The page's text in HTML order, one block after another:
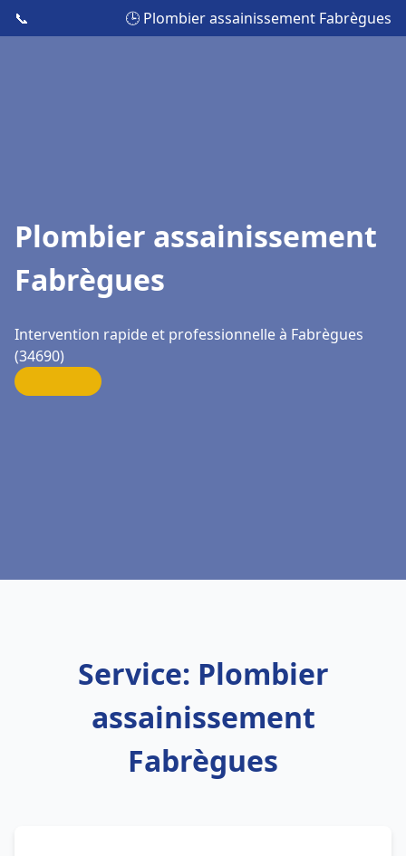
📞 🕒 Plombier assainissement Fabrègues
Plombier assainissement
Fabrègues
Intervention rapide et professionnelle à Fabrègues
(34690)
Service: Plombier
assainissement
Fabrègues